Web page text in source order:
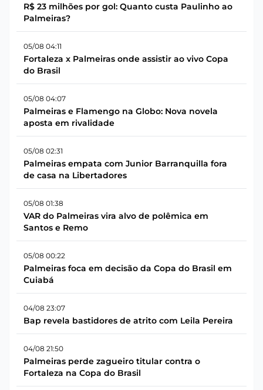
R$ 23 milhões por gol: Quanto custa Paulinho ao
Palmeiras?
05/08 04:11
Fortaleza x Palmeiras onde assistir ao vivo Copa
do Brasil
05/08 04:07
Palmeiras e Flamengo na Globo: Nova novela
aposta em rivalidade
05/08 02:31
Palmeiras empata com Junior Barranquilla fora
de casa na Libertadores
05/08 01:38
VAR do Palmeiras vira alvo de polêmica em
Santos e Remo
05/08 00:22
Palmeiras foca em decisão da Copa do Brasil em
Cuiabá
04/08 23:07
Bap revela bastidores de atrito com Leila Pereira
04/08 21:50
Palmeiras perde zagueiro titular contra o
Fortaleza na Copa do Brasil